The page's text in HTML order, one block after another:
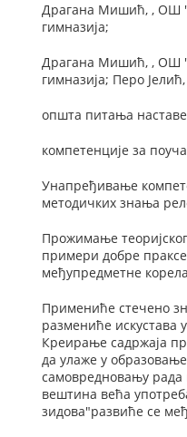
Драгана Мишић, , ОШ
гимназија;
Драгана Мишић, , ОШ
гимназија; Перо
општа питања наставе
компетенције за
Унапређивање
методичких знања
Прожимање
примери добре
међупредметне
Примениће стечено
размениће искустава
Креирање садржаја
да улаже у
самовредновању
вештина већа
зидова"развиће се